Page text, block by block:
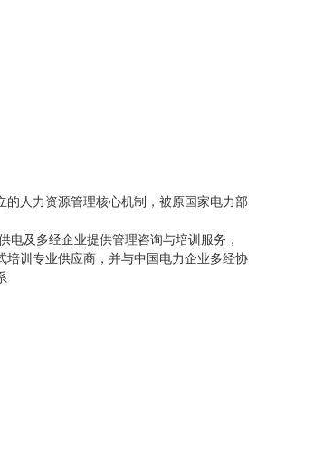
的人力资源管理核心机制，被原国家电力部
电及多经企业提供管理咨询与培训服务，
培训专业供应商，并与中国电力企业多经协